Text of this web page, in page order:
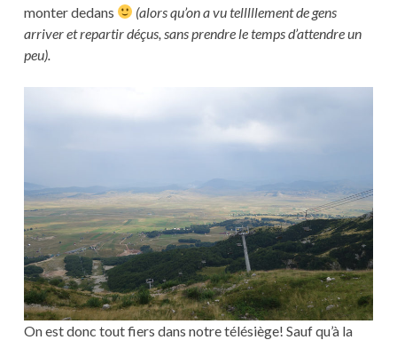
monter dedans
(alors qu’on a vu telllllement de gens
arriver et repartir déçus, sans prendre le temps d’attendre un
peu).
On est donc tout fiers dans notre télésiège! Sauf qu’à la